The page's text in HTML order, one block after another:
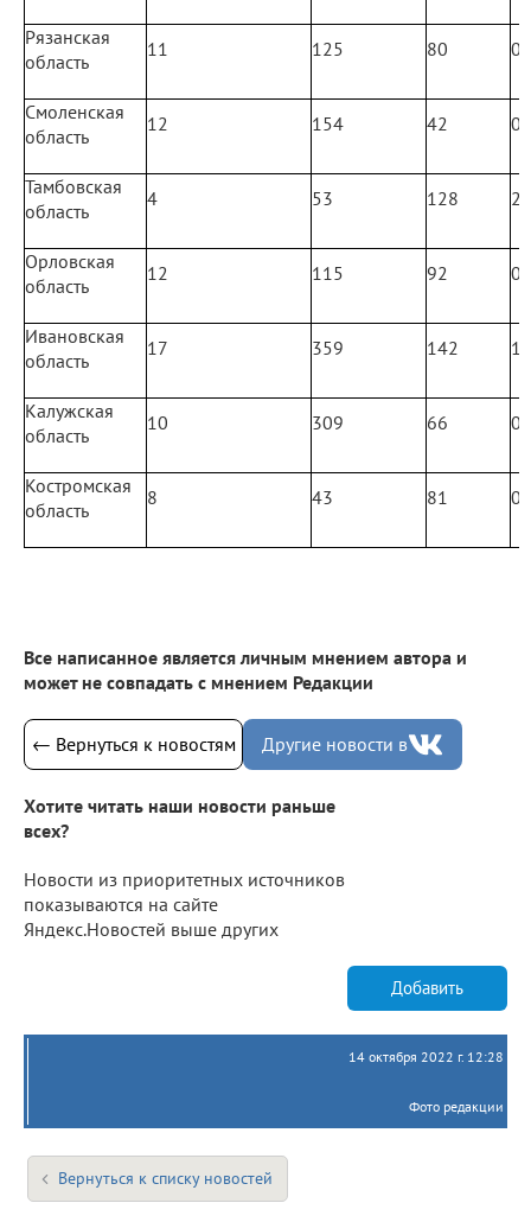
Рязанская
область
11 125 80 0
Смоленская
область
12 154 42 0
Тамбовская
область
4 53 128 2
Орловская
область
12 115 92 0
Ивановская
область
17 359 142 1
Калужская
область
10 309 66 0
Костромская
область
8 43 81 0
Все написанное является личным мнением автора и
может не совпадать с мнением Редакции
← Вернуться к новостям Другие новости в
Хотите читать наши новости раньше
всех?
Новости из приоритетных источников
показываются на сайте
Яндекс.Новостей выше других
Добавить
14 октября 2022 г. 12:28
Фото редакции
Вернуться к списку новостей